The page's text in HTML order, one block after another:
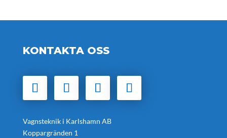
KONTAKTA OSS
Vagnsteknik i Karlshamn AB
Koppargränden 1